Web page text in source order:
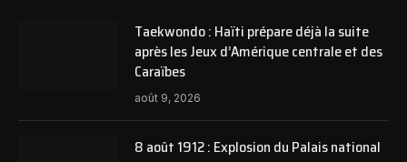
Taekwondo : Haïti prépare déjà la suite
après les Jeux d’Amérique centrale et des
Caraïbes
août 9, 2026
8 août 1912 : Explosion du Palais national